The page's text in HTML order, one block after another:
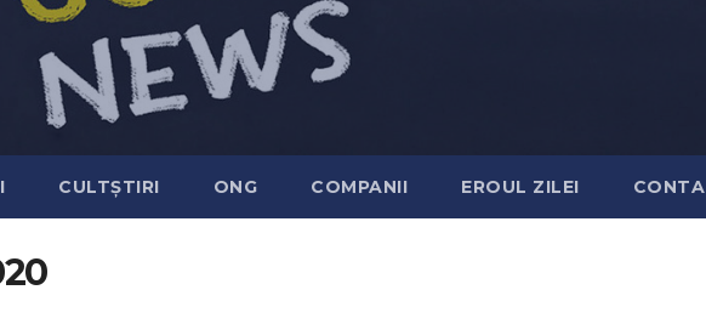
CULTȘTIRI ONG COMPANII EROUL ZILEI